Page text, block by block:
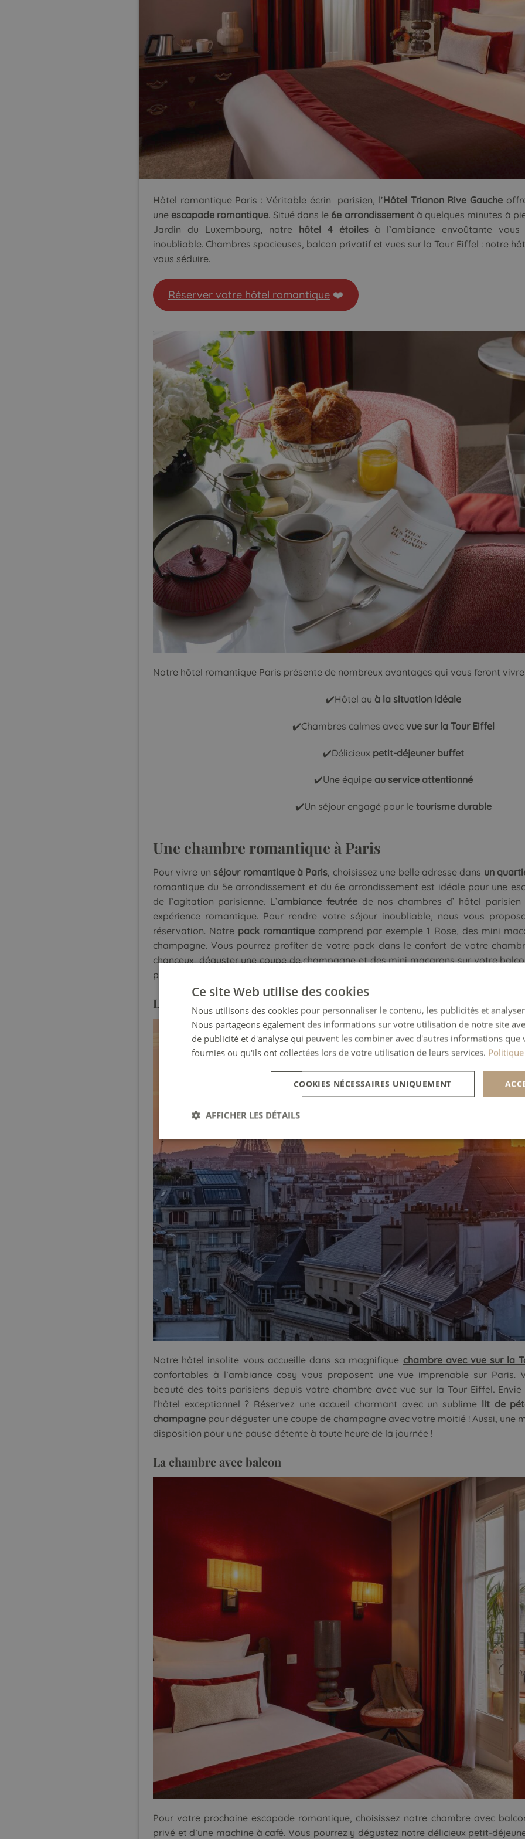
Hôtel romantique Paris : Véritable écrin parisien, l’Hôtel Trianon Rive Gauche
une escapade romantique. Situé dans le 6e arrondissementà quelques minutes à
Jardin du Luxembourg, notre hôtel 4 étoiles à l’ambiance envoûtante
inoubliable. Chambres spacieuses, balcon privatif et vues sur la Tour Eiffel : notre
vous séduire.
Réserver votre hôtel romantique❤️
Notre hôtel romantique Paris présente de nombreux avantages qui vous feront vivre
✔️Hôtel au à la situation idéale
✔️Chambres calmes avecvue sur la Tour Eiffel
✔️Délicieux petit-déjeuner buffet
✔️Une équipe au service attentionné
✔️Un séjour engagé pour letourisme durable
Une chambre romantique à Paris
Pour vivre un séjour romantique à Paris , choisissez une belle adresse dans un
romantique du 5e arrondissement et du 6e arrondissement est idéale pour une
de l’agitation parisienne. L’ambiance feutrée de nos chambres d’ hôtel
expérience romantique. Pour rendre votre séjour inoubliable, nous vous
réservation. Notre pack romantique comprend par exemple 1 Rose, des mini
champagne. Vous pourrez profiter de votre pack dans le confort de votre
chanceux, déguster une coupe de champagne et des mini macarons sur votre
pour votre bien-aimé(e) !
La chambre vue Tour Eiffel
Notre hôtel insolite vous accueille dans sa magnifique chambre avec vue sur la
confortables à l’ambiance cosy vous proposent une vue imprenable sur Paris.
beauté des toits parisiens depuis votre chambre avec vue sur la Tour Eiffel.
l’hôtel exceptionnel ? Réservez une accueil charmant avec un sublime lit de
champagne pour déguster une coupe de champagne avec votre moitié ! Aussi, une
disposition pour une pause détente à toute heure de la journée !
La chambre avec balcon
Pour votre prochaine escapade romantique, choisissez notre chambre avec
privé et d’une machine à café. Vous pourrez y dégustez notre délicieux petit-
Ce site Web utilise des cookies
Nous utilisons des cookies pour personnaliser le contenu, les publicités et
Nous partageons également des informations sur votre utilisation de notre site
de publicité et d'analyse qui peuvent les combiner avec d'autres informations que
fournies ou qu'ils ont collectées lors de votre utilisation de leurs services.
COOKIES NÉCESSAIRES UNIQUEMENT
AFFICHER LES DÉTAILS